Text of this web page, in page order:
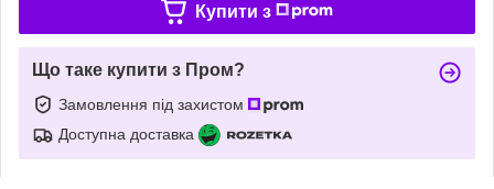
Купити з
Що таке купити з Пром?
Замовлення під захистом
Доступна доставка